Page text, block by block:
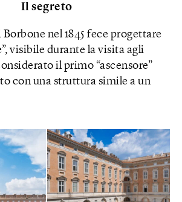
Il segreto
nel 1845 fece progettare
visibile durante la visita agli
il primo “ascensore”
con una struttura simile a un